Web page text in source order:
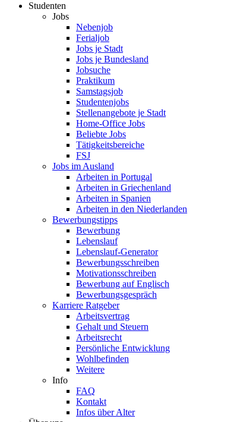
Studenten
Jobs
Nebenjob
Ferialjob
Jobs je Stadt
Jobs je Bundesland
Jobsuche
Praktikum
Samstagsjob
Studentenjobs
Stellenangebote je Stadt
Home-Office Jobs
Beliebte Jobs
Tätigkeitsbereiche
FSJ
Jobs im Ausland
Arbeiten in Portugal
Arbeiten in Griechenland
Arbeiten in Spanien
Arbeiten in den Niederlanden
Bewerbungstipps
Bewerbung
Lebenslauf
Lebenslauf-Generator
Bewerbungsschreiben
Motivationsschreiben
Bewerbung auf Englisch
Bewerbungsgespräch
Karriere Ratgeber
Arbeitsvertrag
Gehalt und Steuern
Arbeitsrecht
Persönliche Entwicklung
Wohlbefinden
Weitere
Info
FAQ
Kontakt
Infos über Alter